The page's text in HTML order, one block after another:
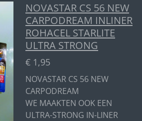
NOVASTAR CS 56 NEW
CARPODREAM INLINER
ROHACEL STARLITE
ULTRA STRONG
€ 1,95
NOVASTAR CS 56 NEW
CARPODREAM
WE MAAKTEN OOK EEN
ULTRA-STRONG IN-LINER